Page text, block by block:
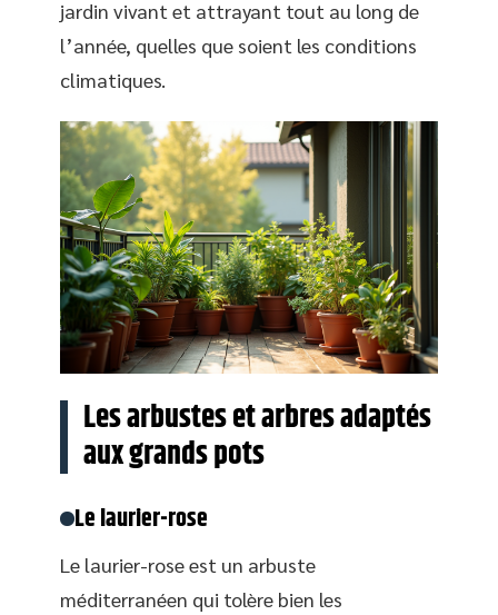
jardin vivant et attrayant tout au long de
l’année, quelles que soient les conditions
climatiques.
Les arbustes et arbres adaptés
aux grands pots
Le laurier-rose
Le laurier-rose est un arbuste
méditerranéen qui tolère bien les